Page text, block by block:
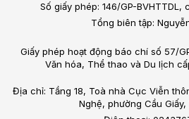
Số giấy phép: 146/GP-BVHTTDL,
Tổng biên tập:
Giấy phép hoạt động báo chí số 57/
Văn hóa, Thể thao và Du lịch
Địa chỉ: Tầng 18, Toà nhà Cục Viễn
Nghệ, phường Cầu Giấy,